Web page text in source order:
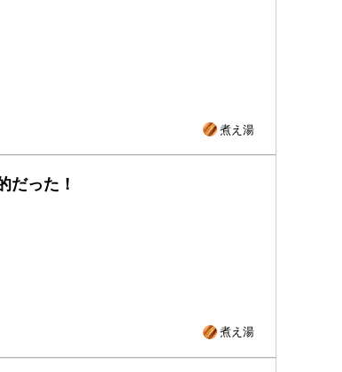
煮え湯
だった！
煮え湯